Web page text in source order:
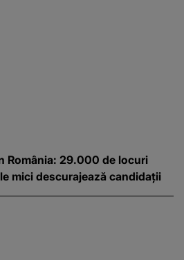
România: 29.000 de locuri
mici descurajează candidații